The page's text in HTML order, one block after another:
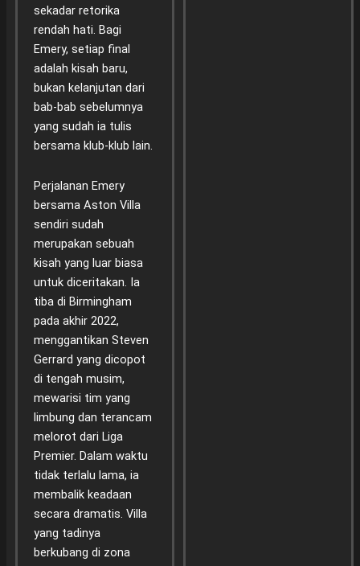
sekadar retorika
rendah hati. Bagi
Emery, setiap final
adalah kisah baru,
bukan kelanjutan dari
bab-bab sebelumnya
yang sudah ia tulis
bersama klub-klub lain.
Perjalanan Emery
bersama Aston Villa
sendiri sudah
merupakan sebuah
kisah yang luar biasa
untuk diceritakan. Ia
tiba di Birmingham
pada akhir 2022,
menggantikan Steven
Gerrard yang dicopot
di tengah musim,
mewarisi tim yang
limbung dan terancam
melorot dari Liga
Premier. Dalam waktu
tidak terlalu lama, ia
membalik keadaan
secara dramatis. Villa
yang tadinya
berkubang di zona